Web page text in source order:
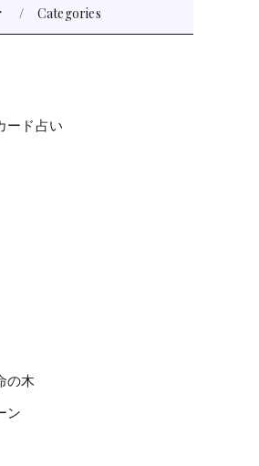
Categories
ード占い
の木
ン